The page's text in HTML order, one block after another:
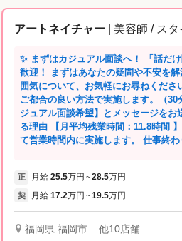
アートネイチャー | 美容師 / スタ
✨ まずはカジュアル面談へ！ 「話だ
歓迎！ まずはあなたの疑問や不安を解消しましょう。 実際の業務内容やサロンの雰
囲気について、お気軽にお尋ねくだ
ご都合の良い方法で実施します。（
ジュアル面談希望】とメッセージをお送りください。 💖 ア
る理由 【月平均残業時間：11.8時間
て営業時間内に実施します。 仕事終
ワード受賞】 2018年第3回『ホワイト
「イクボス部門大賞」をダブル受賞。
ネイチャーは圧倒的に働きやすい。
め、体力的な負担が少なく、無理な
正 月給 25.5万円 ~28.5万円
契 月給 17.2万円 ~19.5万円
福岡県 福岡市 ...他10店舗